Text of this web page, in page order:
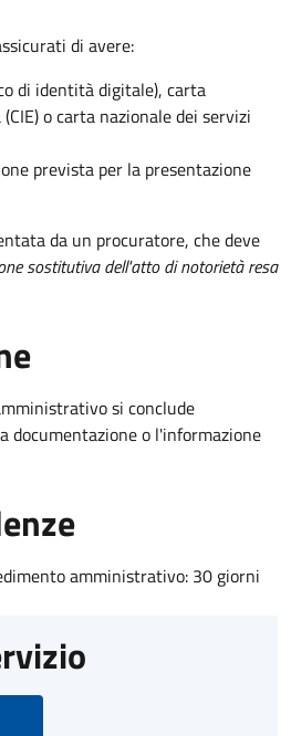
di avere:
di identità digitale), carta
o carta nazionale dei servizi
prevista per la presentazione
da un procuratore, che deve
sostitutiva dell'atto di notorietà resa
si conclude
documentazione o l'informazione
amministrativo: 30 giorni